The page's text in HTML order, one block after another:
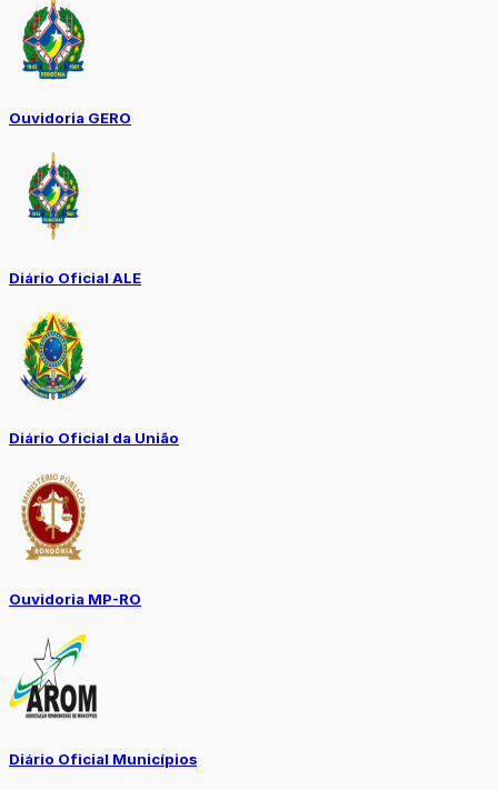
Ouvidoria GERO
Diário Oficial ALE
Diário Oficial da União
Ouvidoria MP-RO
Diário Oficial Municípios